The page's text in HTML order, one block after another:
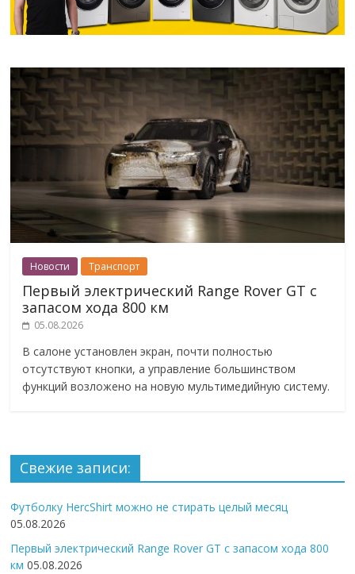
Новости Транспорт
Первый электрический Range Rover GT с
запасом хода 800 км
05.08.2026
В салоне установлен экран, почти полностью
отсутствуют кнопки, а управление большинством
функций возложено на новую мультимедийную систему.
Свежие записи:
Футболку HercShirt можно не стирать целый месяц
05.08.2026
Первый электрический Range Rover GT с запасом хода 800
км 05.08.2026